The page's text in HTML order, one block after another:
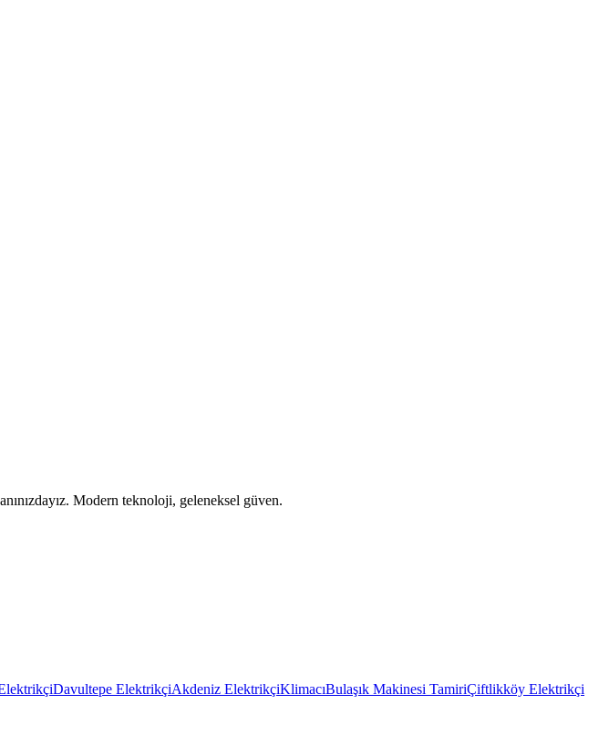
Modern teknoloji, geleneksel güven.
Davultepe ElektrikçiAkdeniz ElektrikçiKlimacıBulaşık Makinesi TamiriÇiftlikköy Elektrikçi